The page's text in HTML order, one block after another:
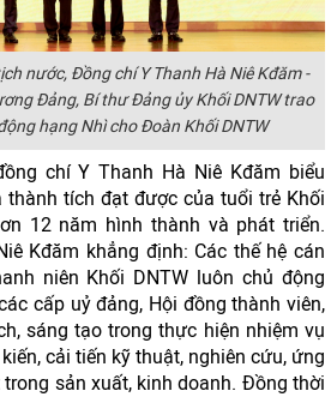
nước, Đồng chí Y Thanh Hà NiêKđăm-
Đảng, Bí thư Đảng ủy Khối DNTW trao
hạng Nhì cho Đoàn Khối DNTW
chí Y Thanh Hà Niê Kđăm biểu
tích đạt được của tuổi trẻ Khối
12 năm hình thành và phát triển.
Kđăm khẳng định: Các thế hệ cán
niên Khối DNTW luôn chủ động
cấp uỷ đảng, Hội đồng thành viên,
sáng tạo trong thực hiện nhiệm vụ
cải tiến kỹ thuật, nghiên cứu, ứng
sản xuất, kinh doanh. Đồng thời